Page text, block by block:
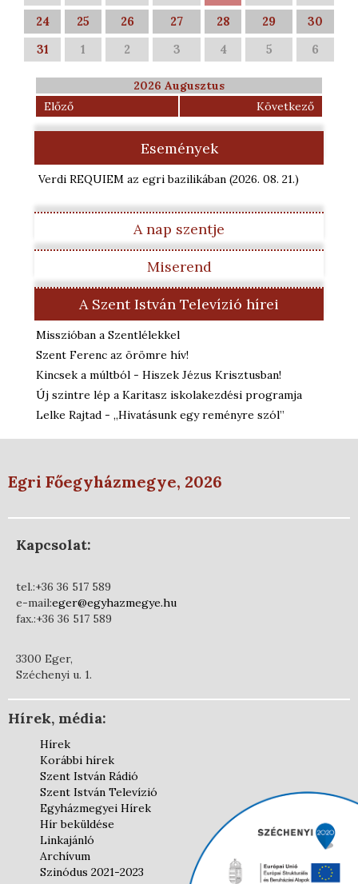
24
25 26 27 28 29
30
31
1 2 3 4 5 6
2026 Augusztus
Előző
Következő
Események
Verdi REQUIEM az egri bazilikában (2026. 08. 21.)
A nap szentje
Miserend
A Szent István Televízió hírei
Misszióban a Szentlélekkel
Szent Ferenc az örömre hív!
Kincsek a múltból - Hiszek Jézus Krisztusban!
Új szintre lép a Karitasz iskolakezdési programja
Lelke Rajtad - „Hivatásunk egy reményre szól”
Egri Főegyházmegye, 2026
Kapcsolat:
tel.:+36 36 517 589
e-mail:eger@egyhazmegye.hu
fax.:+36 36 517 589
3300 Eger,
Széchenyi u. 1.
Hírek, média:
Hírek
Korábbi hírek
Szent István Rádió
Szent István Televízió
Egyházmegyei Hírek
Hír beküldése
Linkajánló
Archívum
Szinódus 2021-2023